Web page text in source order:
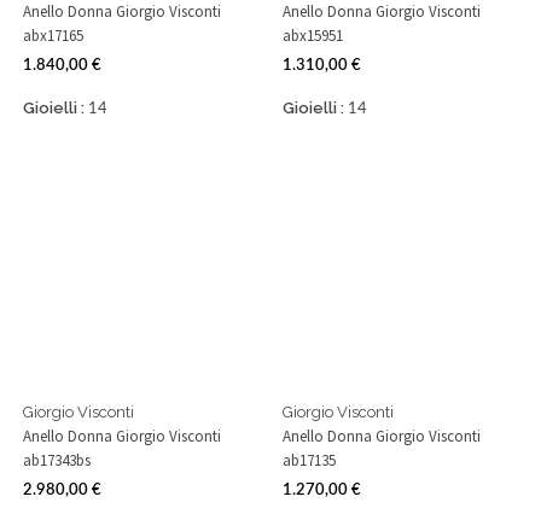
Anello Donna Giorgio Visconti
abx17165
Prezzo
1.840,00 €
Gioielli : 14
Anello Donna Giorgio Visconti
abx15951
Prezzo
1.310,00 €
Gioielli : 14
Giorgio Visconti
Anello Donna Giorgio Visconti
ab17343bs
Prezzo
2.980,00 €
Giorgio Visconti
Anello Donna Giorgio Visconti
ab17135
Prezzo
1.270,00 €